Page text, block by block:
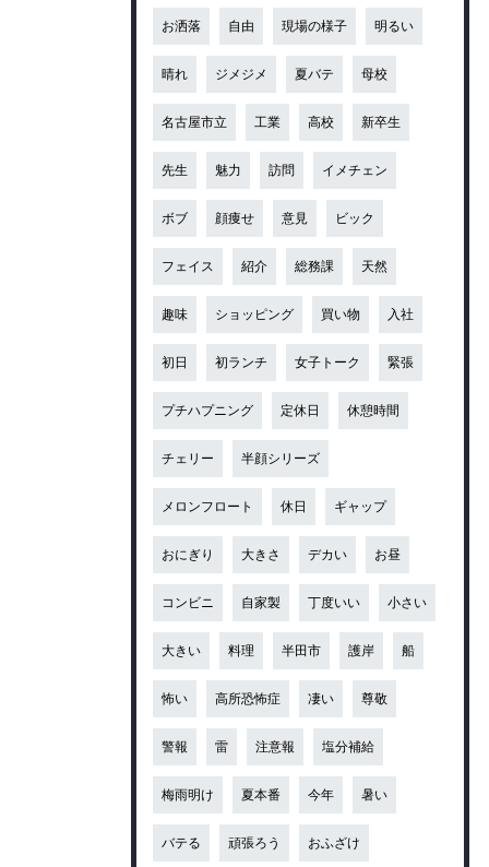
お洒落 自由 現場の様子 明るい
晴れ ジメジメ 夏バテ 母校
名古屋市立 工業 高校 新卒生
先生 魅力 訪問 イメチェン
ボブ 顔痩せ 意見 ビック
フェイス 紹介 総務課 天然
趣味 ショッピング 買い物 入社
初日 初ランチ 女子トーク 緊張
プチハプニング 定休日 休憩時間
チェリー 半顔シリーズ
メロンフロート 休日 ギャップ
おにぎり 大きさ デカい お昼
コンビニ 自家製 丁度いい 小さい
大きい 料理 半田市 護岸 船
怖い 高所恐怖症 凄い 尊敬
警報 雷 注意報 塩分補給
梅雨明け 夏本番 今年 暑い
バテる 頑張ろう おふざけ